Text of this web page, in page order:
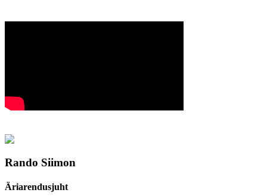
Rando Siimon
Äriarendusjuht